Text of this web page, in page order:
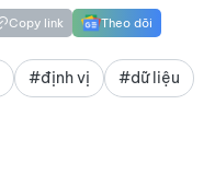
Copy link Theo dõi
#định vị #dữ liệu